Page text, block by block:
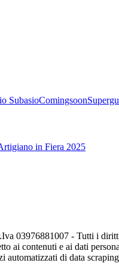
SubasioComingsoon
in Fiera 2025
03976881007 - Tutti i
ai contenuti e ai dati
automatizzati di data